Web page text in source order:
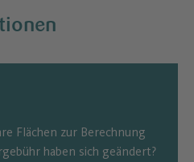
Flächen zur Berechnung
haben sich geändert?